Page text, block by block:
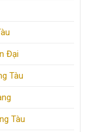
Đại
Tàu
Tàu